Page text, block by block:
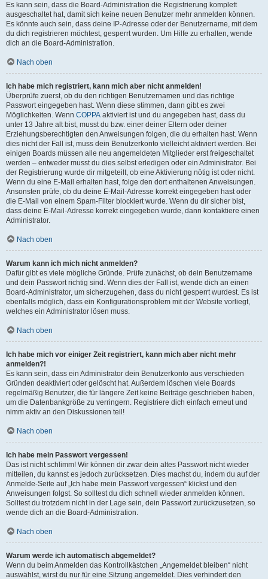
Es kann sein, dass die Board-Administration die Registrierung komplett
ausgeschaltet hat, damit sich keine neuen Benutzer mehr anmelden können.
Es könnte auch sein, dass deine IP-Adresse oder der Benutzername, mit dem
du dich registrieren möchtest, gesperrt wurden. Um Hilfe zu erhalten, wende
dich an die Board-Administration.
Nach oben
Ich habe mich registriert, kann mich aber nicht anmelden!
Überprüfe zuerst, ob du den richtigen Benutzernamen und das richtige
Passwort eingegeben hast. Wenn diese stimmen, dann gibt es zwei
Möglichkeiten. Wenn COPPA aktiviert ist und du angegeben hast, dass du
unter 13 Jahre alt bist, musst du bzw. einer deiner Eltern oder deiner
Erziehungsberechtigten den Anweisungen folgen, die du erhalten hast. Wenn
dies nicht der Fall ist, muss dein Benutzerkonto vielleicht aktiviert werden. Bei
einigen Boards müssen alle neu angemeldeten Mitglieder erst freigeschaltet
werden – entweder musst du dies selbst erledigen oder ein Administrator. Bei
der Registrierung wurde dir mitgeteilt, ob eine Aktivierung nötig ist oder nicht.
Wenn du eine E-Mail erhalten hast, folge den dort enthaltenen Anweisungen.
Ansonsten prüfe, ob du deine E-Mail-Adresse korrekt eingegeben hast oder
die E-Mail von einem Spam-Filter blockiert wurde. Wenn du dir sicher bist,
dass deine E-Mail-Adresse korrekt eingegeben wurde, dann kontaktiere einen
Administrator.
Nach oben
Warum kann ich mich nicht anmelden?
Dafür gibt es viele mögliche Gründe. Prüfe zunächst, ob dein Benutzername
und dein Passwort richtig sind. Wenn dies der Fall ist, wende dich an einen
Board-Administrator, um sicherzugehen, dass du nicht gesperrt wurdest. Es ist
ebenfalls möglich, dass ein Konfigurationsproblem mit der Website vorliegt,
welches ein Administrator lösen muss.
Nach oben
Ich habe mich vor einiger Zeit registriert, kann mich aber nicht mehr
anmelden?!
Es kann sein, dass ein Administrator dein Benutzerkonto aus verschieden
Gründen deaktiviert oder gelöscht hat. Außerdem löschen viele Boards
regelmäßig Benutzer, die für längere Zeit keine Beiträge geschrieben haben,
um die Datenbankgröße zu verringern. Registriere dich einfach erneut und
nimm aktiv an den Diskussionen teil!
Nach oben
Ich habe mein Passwort vergessen!
Das ist nicht schlimm! Wir können dir zwar dein altes Passwort nicht wieder
mitteilen, du kannst es jedoch zurücksetzen. Dies machst du, indem du auf der
Anmelde-Seite auf „Ich habe mein Passwort vergessen“ klickst und den
Anweisungen folgst. So solltest du dich schnell wieder anmelden können.
Solltest du trotzdem nicht in der Lage sein, dein Passwort zurückzusetzen, so
wende dich an die Board-Administration.
Nach oben
Warum werde ich automatisch abgemeldet?
Wenn du beim Anmelden das Kontrollkästchen „Angemeldet bleiben“ nicht
auswählst, wirst du nur für eine Sitzung angemeldet. Dies verhindert den